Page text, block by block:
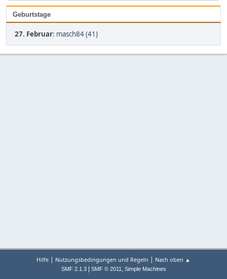
Geburtstage
27. Februar: masch84 (41)
Hilfe | Nutzungsbedingungen und Regeln | Nach oben ▲
SMF 2.1.3| SMF © 2011, Simple Machines